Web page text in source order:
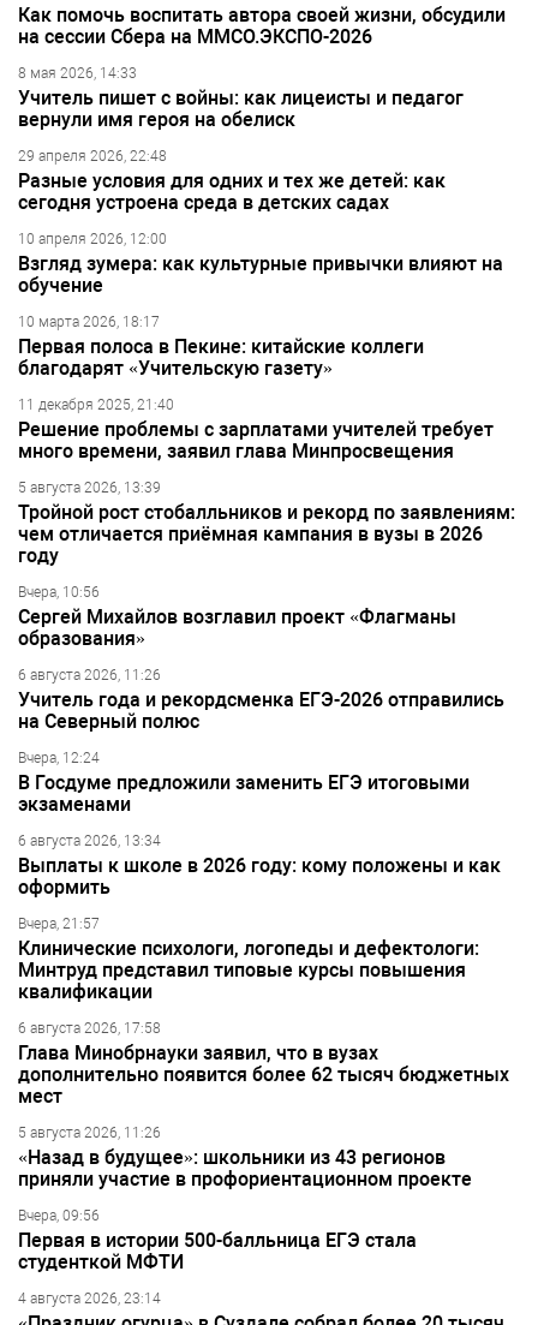
Как помочь воспитать автора своей жизни, обсудили
на сессии Сбера на ММСО.ЭКСПО-2026
8 мая 2026, 14:33
Учитель пишет с войны: как лицеисты и педагог
вернули имя героя на обелиск
29 апреля 2026, 22:48
Разные условия для одних и тех же детей: как
сегодня устроена среда в детских садах
10 апреля 2026, 12:00
Взгляд зумера: как культурные привычки влияют на
обучение
10 марта 2026, 18:17
Первая полоса в Пекине: китайские коллеги
благодарят «Учительскую газету»
11 декабря 2025, 21:40
Решение проблемы с зарплатами учителей требует
много времени, заявил глава Минпросвещения
5 августа 2026, 13:39
Тройной рост стобалльников и рекорд по заявлениям:
чем отличается приёмная кампания в вузы в 2026
году
Вчера, 10:56
Сергей Михайлов возглавил проект «Флагманы
образования»
6 августа 2026, 11:26
Учитель года и рекордсменка ЕГЭ-2026 отправились
на Северный полюс
Вчера, 12:24
В Госдуме предложили заменить ЕГЭ итоговыми
экзаменами
6 августа 2026, 13:34
Выплаты к школе в 2026 году: кому положены и как
оформить
Вчера, 21:57
Клинические психологи, логопеды и дефектологи:
Минтруд представил типовые курсы повышения
квалификации
6 августа 2026, 17:58
Глава Минобрнауки заявил, что в вузах
дополнительно появится более 62 тысяч бюджетных
мест
5 августа 2026, 11:26
«Назад в будущее»: школьники из 43 регионов
приняли участие в профориентационном проекте
Вчера, 09:56
Первая в истории 500-балльница ЕГЭ стала
студенткой МФТИ
4 августа 2026, 23:14